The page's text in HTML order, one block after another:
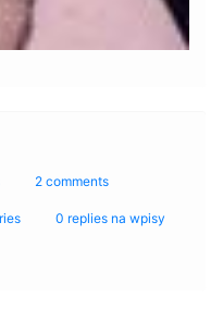
2 comments
0 replies na wpisy